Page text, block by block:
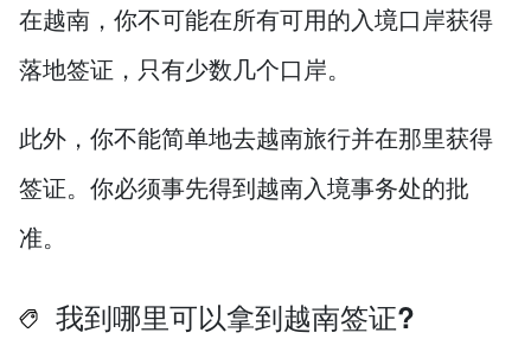
在越南，你不可能在所有可用的入境口岸获得
落地签证，只有少数几个口岸。
此外，你不能简单地去越南旅行并在那里获得
签证。你必须事先得到越南入境事务处的批
准。
我到哪里可以拿到越南签证?